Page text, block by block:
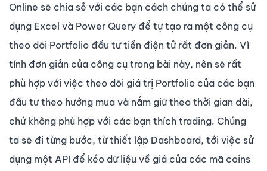
Online sẽ chia sẻ với các bạn cách chúng ta có thể sử
dụng Excel và Power Query để tự tạo ra một công cụ
theo dõi Portfolio đầu tư tiền điện tử rất đơn giản. Vì
tính đơn giản của công cụ trong bài này, nên sẽ rất
phù hợp với việc theo dõi giá trị Portfolio của các bạn
đầu tư theo hướng mua và nắm giữ theo thời gian dài,
chứ không phù hợp với các bạn thích trading. Chúng
ta sẽ đi từng bước, từ thiết lập Dashboard, tới việc sử
dụng một API để kéo dữ liệu về giá của các mã coins